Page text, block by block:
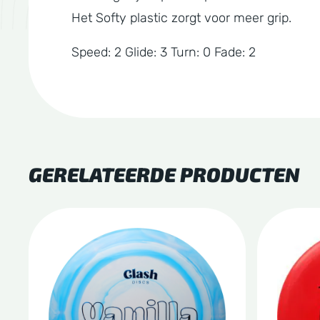
Het Softy plastic zorgt voor meer grip.
Speed: 2 Glide: 3 Turn: 0 Fade: 2
GERELATEERDE PRODUCTEN
product
heeft
meerdere
product
heeft